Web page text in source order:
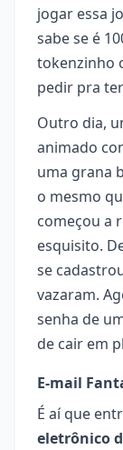
jogar essa
sabe se é
tokenzinho
pedir pra
Outro dia,
animado
uma grana
o mesmo
começou a
esquisito.
se
vazaram.
senha de
de cair em
E-mail
É aí que
eletrônico